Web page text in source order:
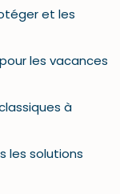
et les
les vacances
à
les solutions